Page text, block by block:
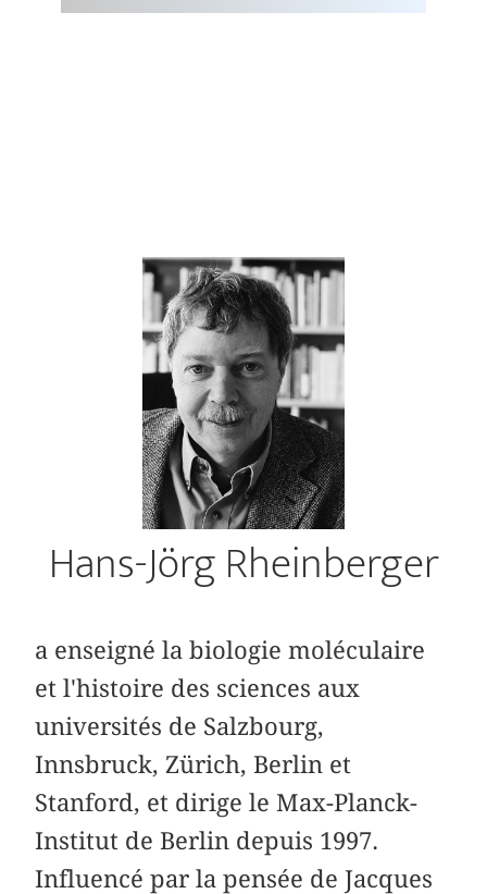
Hans-Jörg Rheinberger
a enseigné la biologie moléculaire
et l'histoire des sciences aux
universités de Salzbourg,
Innsbruck, Zürich, Berlin et
Stanford, et dirige le Max-Planck-
Institut de Berlin depuis 1997.
Influencé par la pensée de Jacques